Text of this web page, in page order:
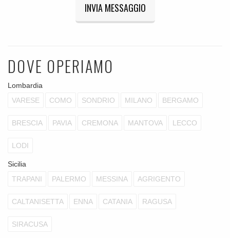
INVIA MESSAGGIO
DOVE OPERIAMO
Lombardia
VARESE
COMO SONDRIO MILANO BERGAMO
BRESCIA PAVIA CREMONA MANTOVA LECCO
LODI
Sicilia
TRAPANI
PALERMO MESSINA AGRIGENTO
CALTANISETTA ENNA CATANIA RAGUSA
SIRACUSA